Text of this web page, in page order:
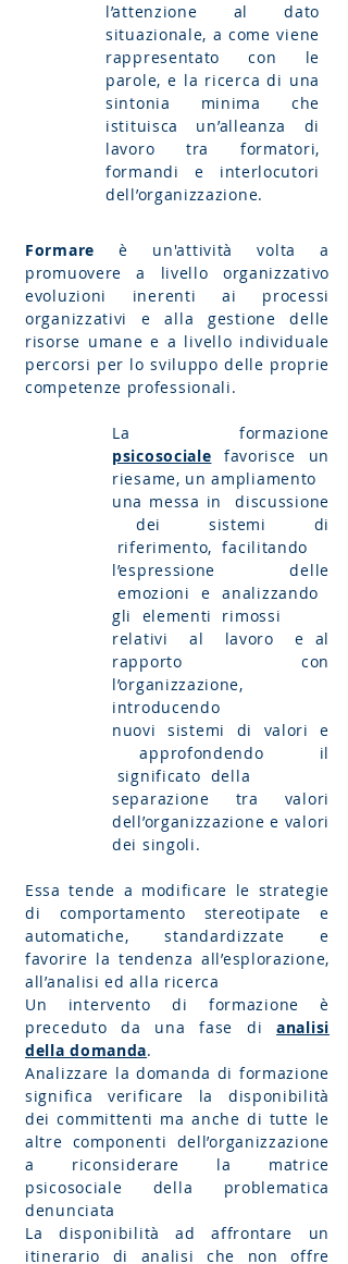
l’attenzione al dato
situazionale, a come viene
rappresentato con le
parole, e la ricerca di una
sintonia minima che
istituisca un’alleanza di
lavoro tra formatori,
formandi e interlocutori
dell’organizzazione.
Formare è un'attività volta a
promuovere a livello organizzativo
evoluzioni inerenti ai processi
organizzativi e alla gestione delle
risorse umane e a livello individuale
percorsi per lo sviluppo delle proprie
competenze professionali.
La formazione
psicosociale favorisce un
riesame, un ampliamento
una messa in discussione
dei sistemi di
riferimento, facilitando
l’espressione delle
emozioni e analizzando
gli elementi rimossi
relativi al lavoro e al
rapporto con
l’organizzazione,
introducendo
nuovi sistemi di valori e
approfondendo il
significato della
separazione tra valori
dell’organizzazione e valori
dei singoli.
Essa tende a modificare le strategie
di comportamento stereotipate e
automatiche, standardizzate e
favorire la tendenza all’esplorazione,
all’analisi ed alla ricerca
Un intervento di formazione è
preceduto da una fase dianalisi
della domanda.
Analizzare la domanda di formazione
significa verificare la disponibilità
dei committenti ma anche di tutte le
altre componenti dell’organizzazione
a riconsiderare la matrice
psicosociale della problematica
denunciata
La disponibilità ad affrontare un
itinerario di analisi che non offre